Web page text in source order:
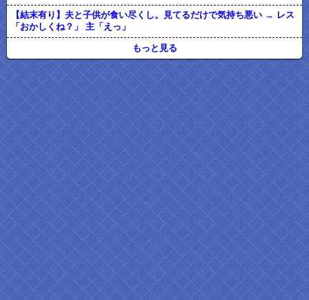
【結末有り】夫と子供が食い尽くし。見てるだけで気持ち悪い → レス
「おかしくね？」 主「えっ」
もっと見る